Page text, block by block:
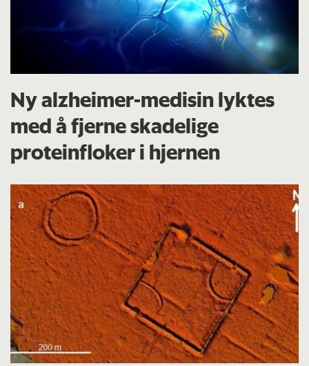
Ny alzheimer-medisin lyktes
med å fjerne skadelige
proteinfloker i hjernen